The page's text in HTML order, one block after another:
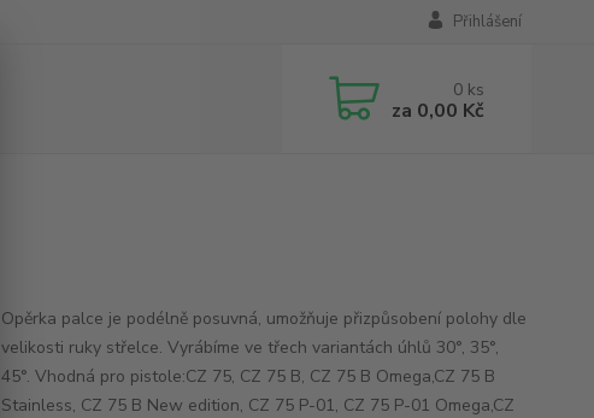
Přihlášení
0 ks
za 0,00 Kč
Opěrka palce je podélně posuvná, umožňuje přizpůsobení polohy dle
velikosti ruky střelce. Vyrábíme ve třech variantách úhlů 30°, 35°,
45°. Vhodná pro pistole:CZ 75, CZ 75 B, CZ 75 B Omega,CZ 75 B
Stainless, CZ 75 B New edition, CZ 75 P-01, CZ 75 P-01 Omega,CZ